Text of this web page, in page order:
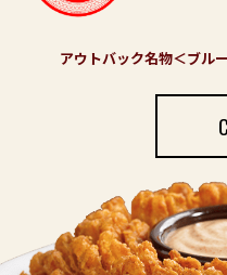
アウトバック名物＜ブル